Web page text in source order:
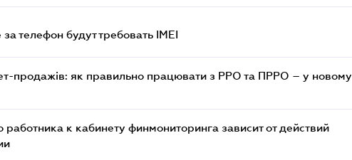
телефон будут требовать IMEI
продажів: як правильно працювати з РРО та ПРРО – у новому
работника к кабинету финмониторинга зависит от действий